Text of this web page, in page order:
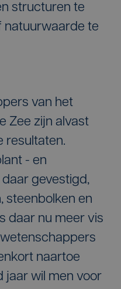
structuren te
natuurwaarde te
van het
Zee zijn alvast
resultaten.
- en
gevestigd,
steenbolken en
daar nu meer vis
naartoe
jaar wil men voor